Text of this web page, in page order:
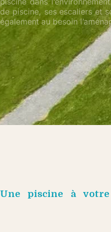
de piscine, ses escaliers et
également au besoin
Une piscine à votre